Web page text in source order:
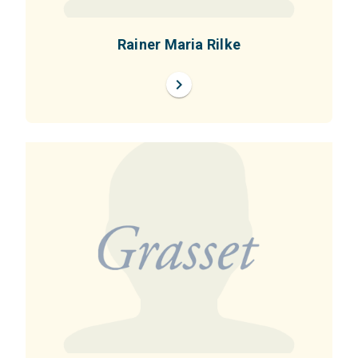
Rainer Maria Rilke
chevron_right